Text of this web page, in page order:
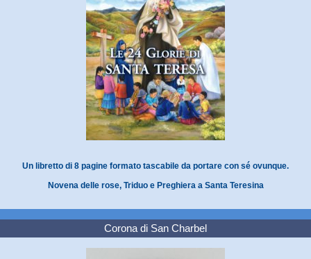
Un libretto di 8 pagine formato tascabile da portare con sé ovunque.
Novena delle rose, Triduo e Preghiera a Santa Teresina
Corona di San Charbel